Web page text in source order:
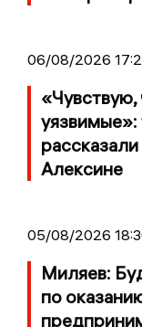
06/08/2026
Алексине
05/08/2026
Миляев:
по